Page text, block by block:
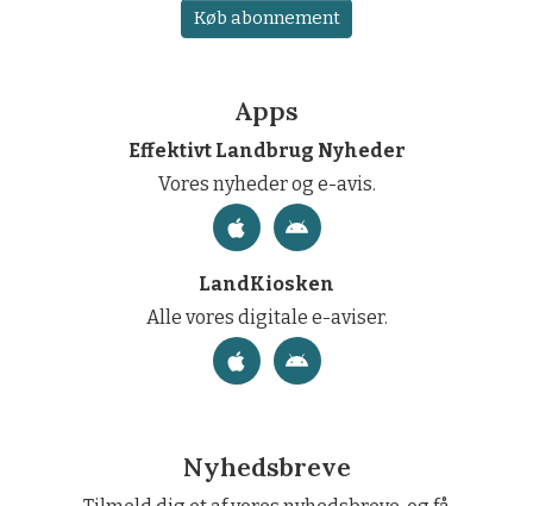
Køb abonnement
Apps
Effektivt Landbrug Nyheder
Vores nyheder og e-avis.
LandKiosken
Alle vores digitale e-aviser.
Nyhedsbreve